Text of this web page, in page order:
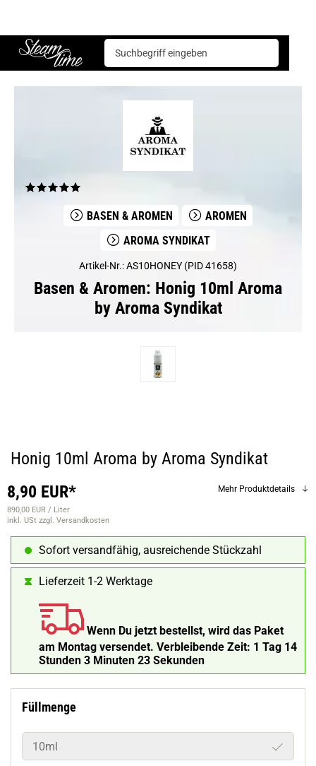
Steam time
Basen & Aromen Aromen
Aroma Syndikat
Honig 10ml Aroma by Aroma Syndikat
BASEN & AROMEN
AROMEN
AROMA SYNDIKAT
Artikel-Nr.: AS10HONEY (PID 41658)
Basen & Aromen: Honig 10ml Aroma
by Aroma Syndikat
Honig 10ml Aroma by Aroma Syndikat
8,90 EUR*
890,00 EUR / Liter
inkl. USt zzgl. Versandkosten
Mehr Produktdetails
Sofort versandfähig, ausreichende Stückzahl
Lieferzeit 1-2 Werktage
Wenn Du jetzt bestellst, wird das Paket
am Montag versendet. Verbleibende Zeit: 1 Tag 14
Stunden 3 Minuten 22 Sekunden
Füllmenge
10ml